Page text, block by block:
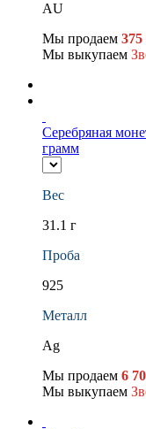
AU
Мы продаем 375
Мы выкупаем
Серебряная
грамм
Вес
31.1 г
Проба
925
Металл
Ag
Мы продаем 6
Мы выкупаем